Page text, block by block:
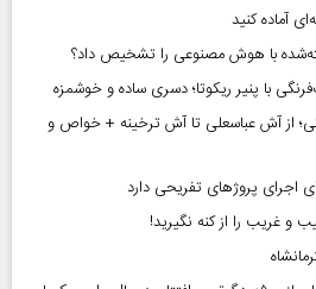
با هوش مصنوعی را تشخیص داد؟
با پنیر ریکوتا؛ دسری ساده و خوشمزه
از آش عباسعلی تا آش ترخینه + خواص و
اجرای پروژهای تفریحی دارد
و غریب را از کنه نگیرید!